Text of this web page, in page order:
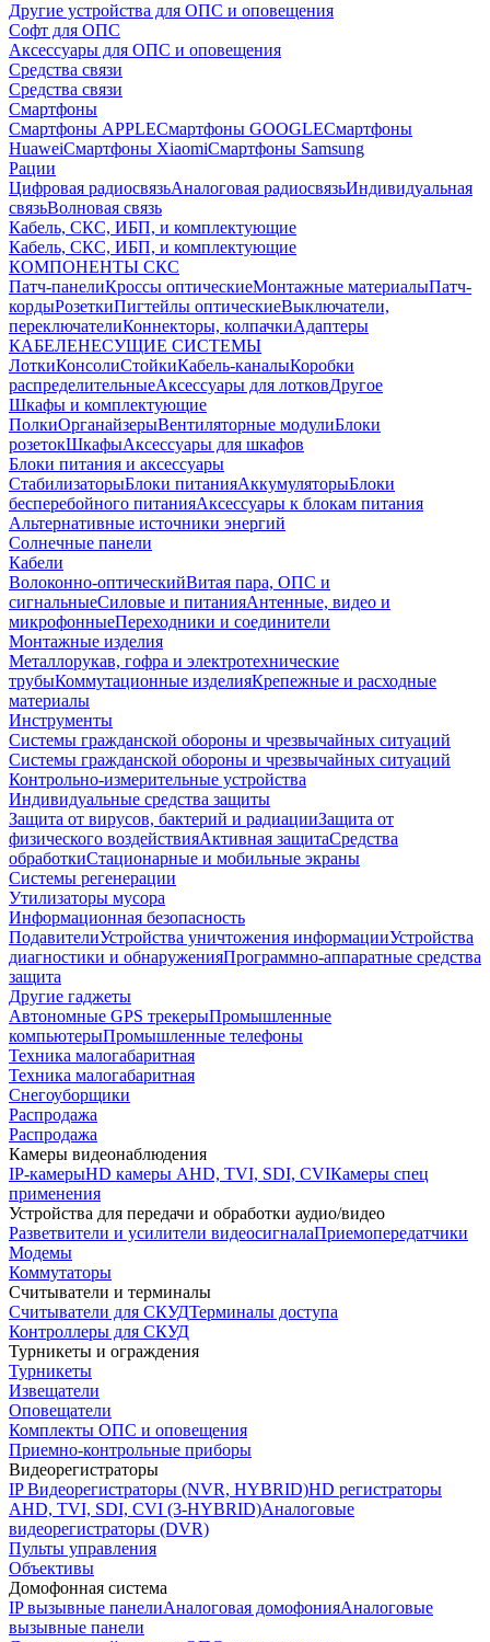
Другие устройства для ОПС и оповещения
Софт для ОПС
Аксессуары для ОПС и оповещения
Средства связи
Средства связи
Смартфоны
Смартфоны APPLEСмартфоны GOOGLEСмартфоны
HuaweiСмартфоны XiaomiСмартфоны Samsung
Рации
Цифровая радиосвязьАналоговая радиосвязьИндивидуальная
связьВолновая связь
Кабель, СКС, ИБП, и комплектующие
Кабель, СКС, ИБП, и комплектующие
КОМПОНЕНТЫ СКС
Патч-панелиКроссы оптическиеМонтажные материалыПатч-
кордыРозеткиПигтейлы оптическиеВыключатели,
переключателиКоннекторы, колпачкиАдаптеры
КАБЕЛЕНЕСУЩИЕ СИСТЕМЫ
ЛоткиКонсолиСтойкиКабель-каналыКоробки
распределительныеАксессуары для лотковДругое
Шкафы и комплектующие
ПолкиОрганайзерыВентиляторные модулиБлоки
розетокШкафыАксессуары для шкафов
Блоки питания и аксессуары
СтабилизаторыБлоки питанияАккумуляторыБлоки
бесперебойного питанияАксессуары к блокам питания
Альтернативные источники энергий
Солнечные панели
Кабели
Волоконно-оптическийВитая пара, ОПС и
сигнальныеСиловые и питанияАнтенные, видео и
микрофонныеПереходники и соединители
Монтажные изделия
Металлорукав, гофра и электротехнические
трубыКоммутационные изделияКрепежные и расходные
материалы
Инструменты
Системы гражданской обороны и чрезвычайных ситуаций
Системы гражданской обороны и чрезвычайных ситуаций
Контрольно-измерительные устройства
Индивидуальные средства защиты
Защита от вирусов, бактерий и радиацииЗащита от
физического воздействияАктивная защитаСредства
обработкиСтационарные и мобильные экраны
Системы регенерации
Утилизаторы мусора
Информационная безопасность
ПодавителиУстройства уничтожения информацииУстройства
диагностики и обнаруженияПрограммно-аппаратные средства
защита
Другие гаджеты
Автономные GPS трекерыПромышленные
компьютерыПромышленные телефоны
Техника малогабаритная
Техника малогабаритная
Снегоуборщики
Распродажа
Распродажа
Камеры видеонаблюдения
IP-камерыHD камеры AHD, TVI, SDI, CVIКамеры спец
применения
Устройства для передачи и обработки аудио/видео
Разветвители и усилители видеосигналаПриемопередатчики
Модемы
Коммутаторы
Считыватели и терминалы
Считыватели для СКУДТерминалы доступа
Контроллеры для СКУД
Турникеты и ограждения
Турникеты
Извещатели
Оповещатели
Комплекты ОПС и оповещения
Приемно-контрольные приборы
Видеорегистраторы
IP Видеорегистраторы (NVR, HYBRID)HD регистраторы
AHD, TVI, SDI, CVI (3-HYBRID)Аналоговые
видеорегистраторы (DVR)
Пульты управления
Объективы
Домофонная система
IP вызывные панелиАналоговая домофонияАналоговые
вызывные панели